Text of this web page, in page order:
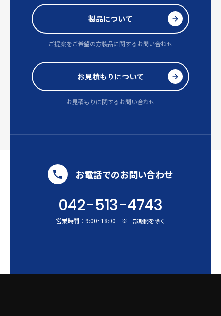
製品について
ご提案をご希望の方製品に関するお問い合わせ
お見積もりについて
お見積もりに関するお問い合わせ
お電話でのお問い合わせ
042-513-4743
営業時間： 9:00~18:00 ※一部期間を除く